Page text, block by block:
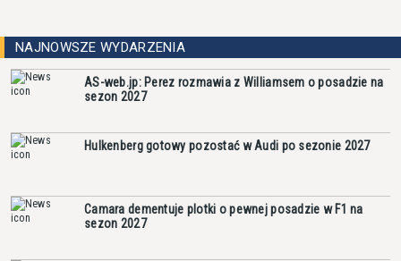
NAJNOWSZE WYDARZENIA
AS-web.jp: Perez rozmawia z Williamsem o posadzie na
sezon 2027
Hulkenberg gotowy pozostać w Audi po sezonie 2027
Camara dementuje plotki o pewnej posadzie w F1 na
sezon 2027